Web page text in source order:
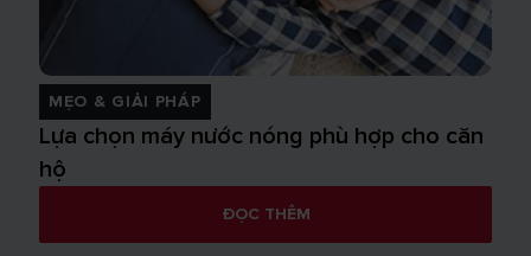
MẸO & GIẢI PHÁP
Lựa chọn máy nước nóng phù hợp cho căn
hộ
ĐỌC THÊM